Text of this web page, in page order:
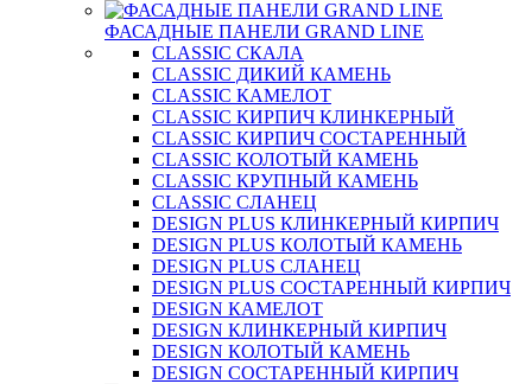
ФАСАДНЫЕ ПАНЕЛИ GRAND LINE
CLASSIC СКАЛА
CLASSIC ДИКИЙ КАМЕНЬ
CLASSIC КАМЕЛОТ
CLASSIC КИРПИЧ КЛИНКЕРНЫЙ
CLASSIC КИРПИЧ СОСТАРЕННЫЙ
CLASSIC КОЛОТЫЙ КАМЕНЬ
CLASSIC КРУПНЫЙ КАМЕНЬ
CLASSIC СЛАНЕЦ
DESIGN PLUS КЛИНКЕРНЫЙ КИРПИЧ
DESIGN PLUS КОЛОТЫЙ КАМЕНЬ
DESIGN PLUS СЛАНЕЦ
DESIGN PLUS СОСТАРЕННЫЙ КИРПИЧ
DESIGN КАМЕЛОТ
DESIGN КЛИНКЕРНЫЙ КИРПИЧ
DESIGN КОЛОТЫЙ КАМЕНЬ
DESIGN СОСТАРЕННЫЙ КИРПИЧ